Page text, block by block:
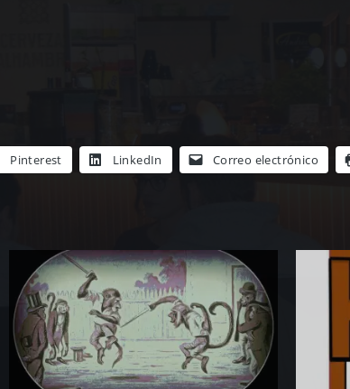
Pinterest LinkedIn Correo electrónico